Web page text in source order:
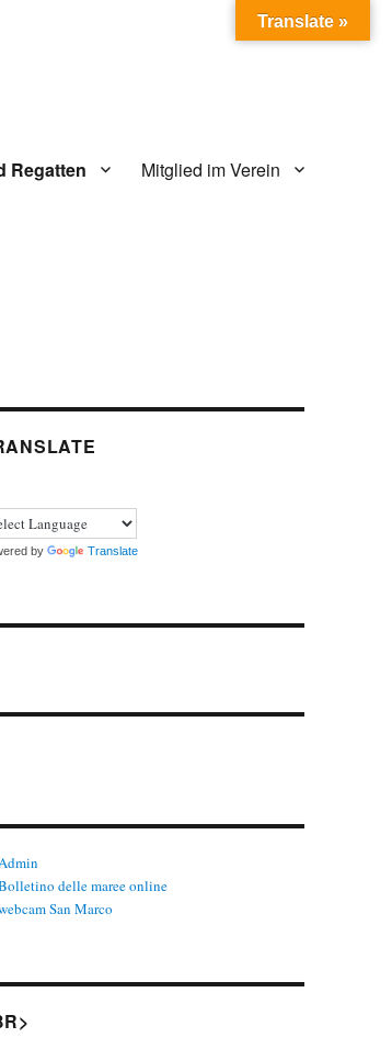
Regatten Mitglied im Verein
by Translate
delle maree online
San Marco
Translate »